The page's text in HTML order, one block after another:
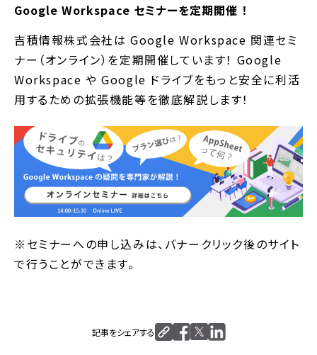
Google Workspace セミナーを定期開催 ！
吉積情報株式会社は Google Workspace 関連セミ
ナー（オンライン）を定期開催しています！ Google
Workspace や Google ドライブをもっと安全に利活
用するための拡張機能等を徹底解説します！
※セミナーへの申し込みは、バナークリック後のサイト
で行うことができます。
記事をシェアする